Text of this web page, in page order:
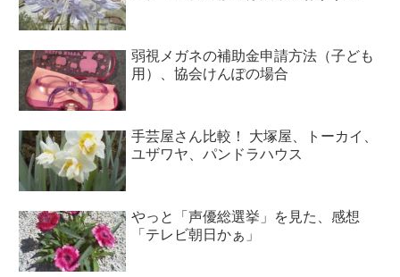
弱視メガネの補助金申請方法（子ども
用）、協会けんぽの場合
手芸屋さん比較！ 大塚屋、トーカイ、
ユザワヤ、パンドラハウス
やっと「声優総選挙」を見た、感想
「テレビ朝日かぁ」